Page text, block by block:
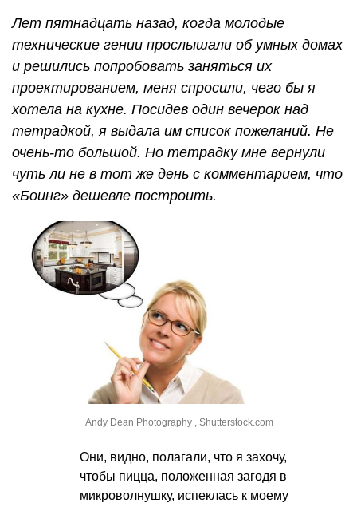
Лет пятнадцать назад, когда молодые
технические гении прослышали об умных домах
и решились попробовать заняться их
проектированием, меня спросили, чего бы я
хотела на кухне. Посидев один вечерок над
тетрадкой, я выдала им список пожеланий. Не
очень-то большой. Но тетрадку мне вернули
чуть ли не в тот же день с комментарием, что
«Боинг» дешевле построить.
Andy Dean Photography , Shutterstock.com
Они, видно, полагали, что я захочу,
чтобы пицца, положенная загодя в
микроволнушку, испеклась к моему